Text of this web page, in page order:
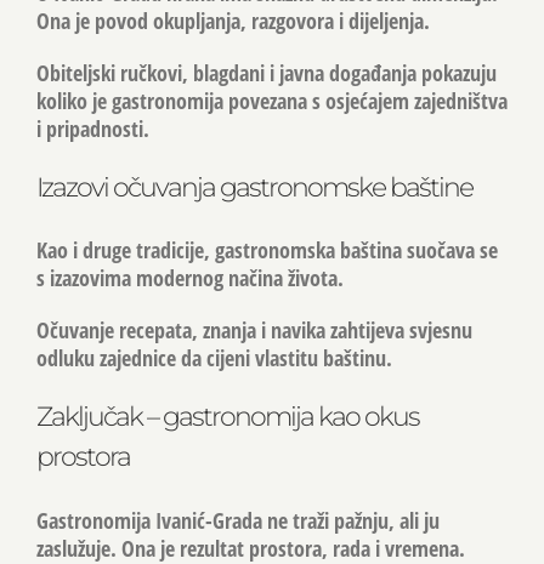
Ona je povod okupljanja, razgovora i dijeljenja.
Obiteljski ručkovi, blagdani i javna događanja pokazuju
koliko je gastronomija povezana s osjećajem zajedništva
i pripadnosti.
Izazovi očuvanja gastronomske baštine
Kao i druge tradicije, gastronomska baština suočava se
s izazovima modernog načina života.
Očuvanje recepata, znanja i navika zahtijeva svjesnu
odluku zajednice da cijeni vlastitu baštinu.
Zaključak – gastronomija kao okus
prostora
Gastronomija Ivanić-Grada ne traži pažnju, ali ju
zaslužuje. Ona je rezultat prostora, rada i vremena.